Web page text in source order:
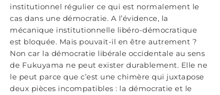
institutionnel régulier ce qui est normalement le
cas dans une démocratie. A l’évidence, la
mécanique institutionnelle libéro-démocratique
est bloquée. Mais pouvait-il en être autrement ?
Non car la démocratie libérale occidentale au sens
de Fukuyama ne peut exister durablement. Elle ne
le peut parce que c’est une chimère qui juxtapose
deux pièces incompatibles : la démocratie et le